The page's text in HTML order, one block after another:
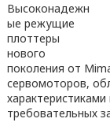
Высоконадежн
ые режущие
плоттеры
нового
поколения от
сервомоторов,
требовательных